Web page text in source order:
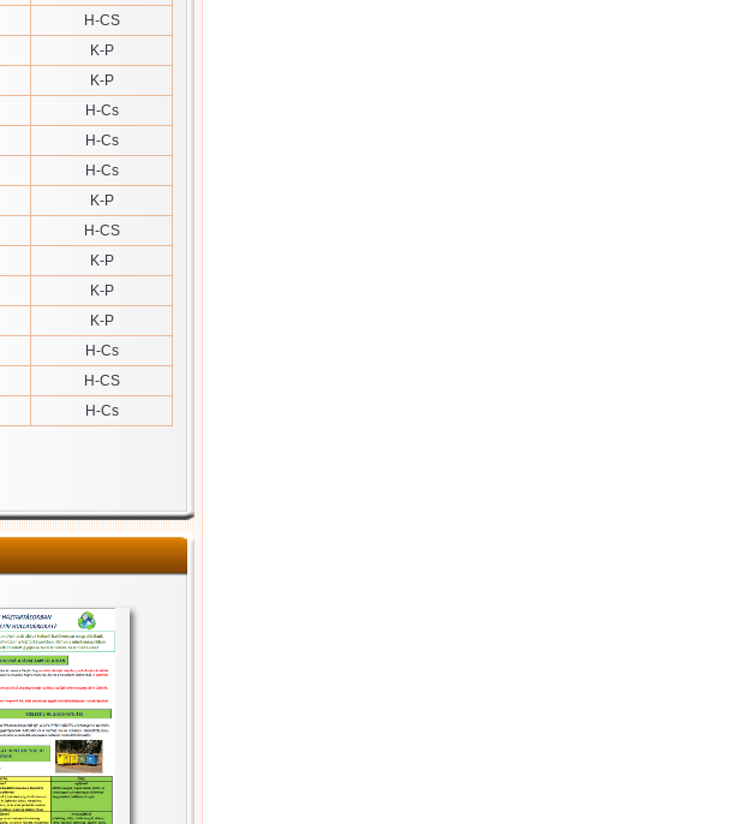
H-CS
K-P
K-P
H-Cs
H-Cs
H-Cs
K-P
H-CS
K-P
K-P
K-P
H-Cs
H-CS
H-Cs